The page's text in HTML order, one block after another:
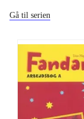
Gå til serien